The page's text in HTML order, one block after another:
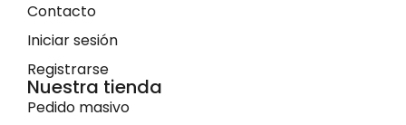
Contacto
Iniciar sesión
Registrarse
Nuestra tienda
Pedido masivo